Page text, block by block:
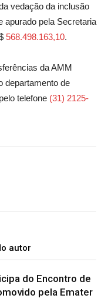
vedação da inclusão
apurado pela Secretaria
568.498.163,10.
da AMM
departamento de
telefone (31) 2125-
autor
do Encontro de
pela Emater